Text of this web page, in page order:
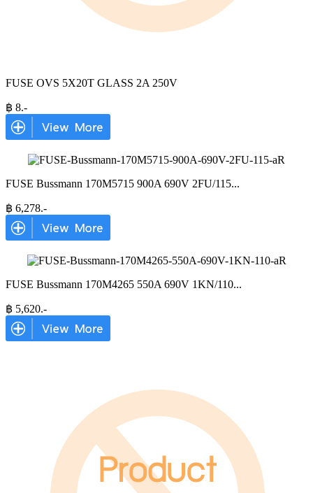
FUSE OVS 5X20T GLASS 2A 250V
฿ 8.-
FUSE Bussmann 170M5715 900A 690V 2FU/115...
฿ 6,278.-
FUSE Bussmann 170M4265 550A 690V 1KN/110...
฿ 5,620.-